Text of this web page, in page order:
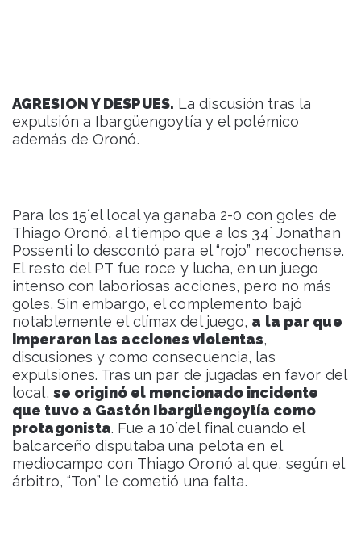
AGRESION Y DESPUES. La discusión tras la
expulsión a Ibargüengoytía y el polémico
además de Oronó.
Para los 15´el local ya ganaba 2-0 con goles de
Thiago Oronó, al tiempo que a los 34´ Jonathan
Possenti lo descontó para el “rojo” necochense.
El resto del PT fue roce y lucha, en un juego
intenso con laboriosas acciones, pero no más
goles. Sin embargo, el complemento bajó
notablemente el clímax del juego, a la par que
imperaron las acciones violentas,
discusiones y como consecuencia, las
expulsiones. Tras un par de jugadas en favor del
local, se originó el mencionado incidente
que tuvo a Gastón Ibargüengoytía como
protagonista. Fue a 10´del final cuando el
balcarceño disputaba una pelota en el
mediocampo con Thiago Oronó al que, según el
árbitro, “Ton” le cometió una falta.